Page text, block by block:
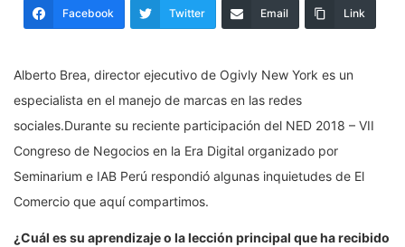
Facebook Twitter Email Link
Alberto Brea, director ejecutivo de Ogivly New York es un
especialista en el manejo de marcas en las redes
sociales.Durante su reciente participación del NED 2018 – VII
Congreso de Negocios en la Era Digital organizado por
Seminarium e IAB Perú respondió algunas inquietudes de El
Comercio que aquí compartimos.
¿Cuál es su aprendizaje o la lección principal que ha recibido